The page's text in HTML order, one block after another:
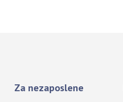
Za nezaposlene